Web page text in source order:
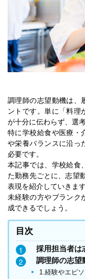
調理師の志望動機は、
ントです。単に「料理
が十分に伝わらず、選
特に学校給食や医療・
や栄養バランスに沿っ
必要です。
本記事では、学校給食
た勤務先ごとに、志望
表現を紹介していきます
未経験の方やブランク
成できるでしょう。
目次
採用担当者は
調理師の志望
1.経験やエピ